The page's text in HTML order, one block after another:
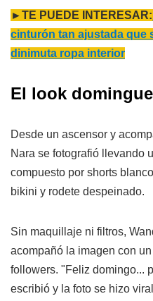
►TE PUEDE INTERESAR:
cinturón tan ajustada que
dinimuta ropa interior
El look
Desde un ascensor y
Nara se fotografió llevando
compuesto por shorts
bikini y rodete despeinado.
Sin maquillaje ni filtros,
acompañó la imagen con
followers. "Feliz domingo...
escribió y la foto se hizo